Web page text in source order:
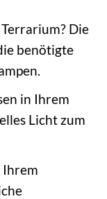
Die
benötigte
in Ihrem
Licht zum
Ihrem